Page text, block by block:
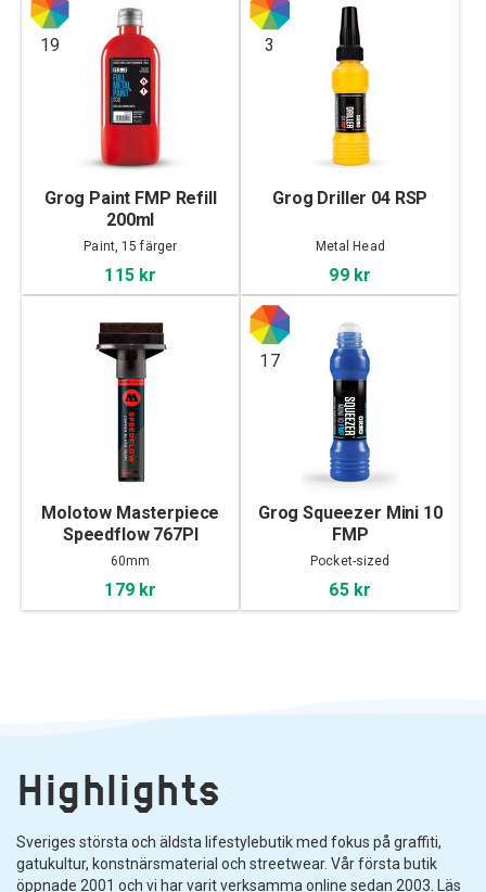
19
Grog Paint FMP Refill
200ml
Paint, 15 färger
115 kr
3
Grog Driller 04 RSP
Metal Head
99 kr
Molotow Masterpiece
Speedflow 767PI
60mm
179 kr
17
Grog Squeezer Mini 10
FMP
Pocket-sized
65 kr
Highlights
Sveriges största och äldsta lifestylebutik med fokus på graffiti,
gatukultur, konstnärsmaterial och streetwear. Vår första butik
öppnade 2001 och vi har varit verksamma online sedan 2003. Läs